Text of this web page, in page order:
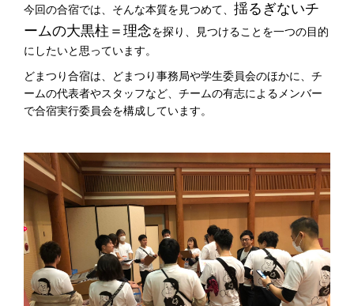
今回の合宿では、そんな本質を見つめて、 揺るぎないチ
ームの大黒柱＝理念を探り、見つけることを一つの目的
にしたいと思っています。
どまつり合宿は、どまつり事務局や学生委員会のほかに、チ
ームの代表者やスタッフなど、チームの有志によるメンバー
で合宿実行委員会を構成しています。